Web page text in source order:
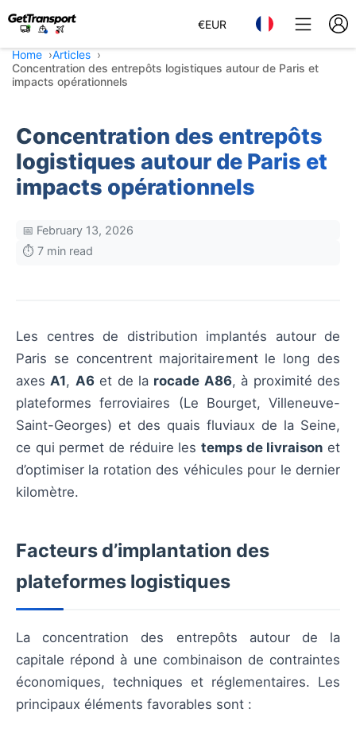
€EUR
Home
Articles
Concentration des entrepôts logistiques autour de Paris et
impacts opérationnels
Concentration des entrepôts
logistiques autour de Paris et
impacts opérationnels
📅 February 13, 2026
⏱️ 7 min read
Les centres de distribution implantés autour de
Paris se concentrent majoritairement le long des
axesA1, A6et de la rocade A86, à proximité des
plateformes ferroviaires (Le Bourget, Villeneuve-
Saint-Georges) et des quais fluviaux de la Seine,
ce qui permet de réduire les temps de livraison et
d’optimiser la rotation des véhicules pour le dernier
kilomètre.
Facteurs d’implantation des
plateformes logistiques
La concentration des entrepôts autour de la
capitale répond à une combinaison de contraintes
économiques, techniques et réglementaires. Les
principaux éléments favorables sont :